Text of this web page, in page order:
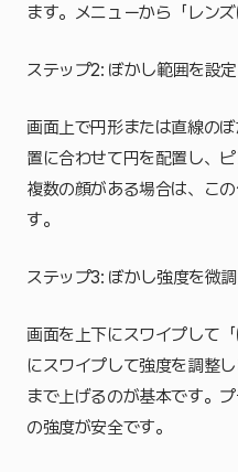
ます。メニューから「レン
ステップ2: ぼかし範囲を設定
画面上で円形または直線の
置に合わせて円を配置し、
複数の顔がある場合は、こ
す。
ステップ3: ぼかし強度を微
画面を上下にスワイプして
にスワイプして強度を調整
まで上げるのが基本です。
の強度が安全です。